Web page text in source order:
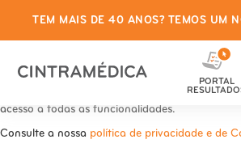
Defina as suas
cookies para este
Este website utiliza cookies estritamente
acesso a todas as funcionalidades.
Consulte a nossa política de privacidade e de
TEM MAIS DE 40 ANOS? TEMOS UM
PORTAL